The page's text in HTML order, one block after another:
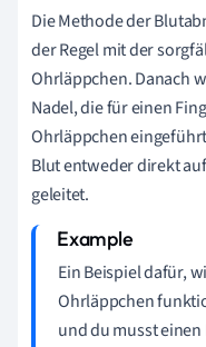
Die Methode der
der Regel mit der
Ohrläppchen. Danach
Nadel, die für einen
Ohrläppchen
Blut entweder direkt
geleitet.
Ein Beispiel dafür,
Ohrläppchen
und du musst